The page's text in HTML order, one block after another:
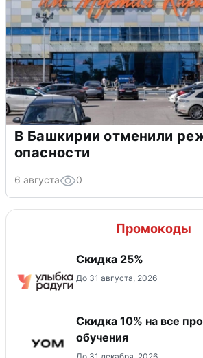
В Башкирии отменили
опасности
6 августа 0
Промокоды
Скидка 25%
До 31 августа, 2026
Скидка 10% на все
обучения